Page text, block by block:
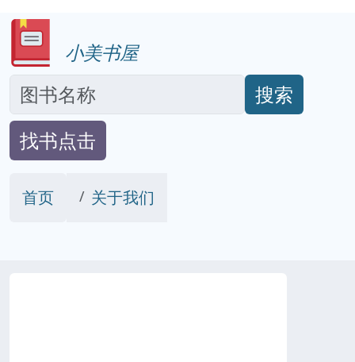
小美书屋
搜索
找书点击
首页 关于我们